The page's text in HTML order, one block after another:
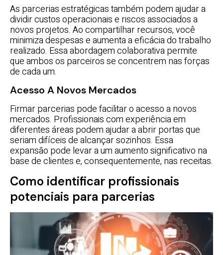
As parcerias estratégicas também podem ajudar a
dividir custos operacionais e riscos associados a
novos projetos. Ao compartilhar recursos, você
minimiza despesas e aumenta a eficácia do trabalho
realizado. Essa abordagem colaborativa permite
que ambos os parceiros se concentrem nas forças
de cada um.
Acesso A Novos Mercados
Firmar parcerias pode facilitar o acesso a novos
mercados. Profissionais com experiência em
diferentes áreas podem ajudar a abrir portas que
seriam difíceis de alcançar sozinhos. Essa
expansão pode levar a um aumento significativo na
base de clientes e, consequentemente, nas receitas.
Como identificar profissionais
potenciais para parcerias